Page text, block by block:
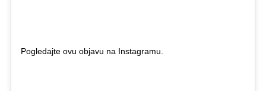
Pogledajte ovu objavu na Instagramu.